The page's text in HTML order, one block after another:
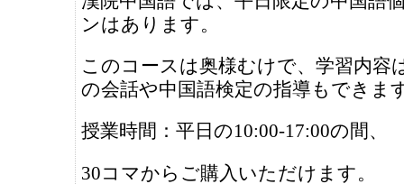
ンはあります。
このコースは奥様むけで、学習内容
の会話や中国語検定の指導もできま
授業時間：平日の10:00-17:00の間、
30コマからご購入いただけます。